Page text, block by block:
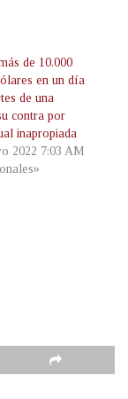
de 10.000
en un día
de una
contra por
inapropiada
2022 7:03 AM